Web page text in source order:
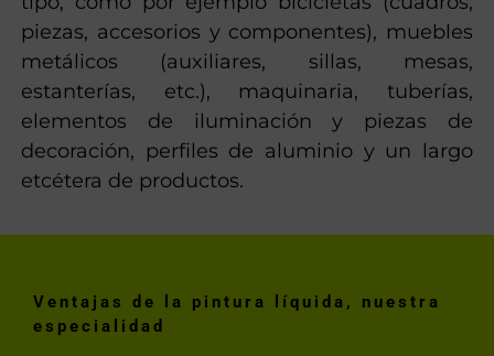
piezas, accesorios y componentes), muebles
metálicos (auxiliares, sillas, mesas,
estanterías, etc.), maquinaria, tuberías,
elementos de iluminación y piezas de
decoración, perfiles de aluminio y un largo
etcétera de productos.
Ventajas de la pintura líquida, nuestra
especialidad